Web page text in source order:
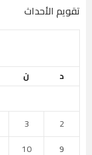
تقويم الأحداث
د ن
2
3
9
10